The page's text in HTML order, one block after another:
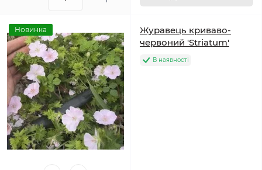
Новинка
Журавець криваво-
червоний 'Striatum'
В наявності